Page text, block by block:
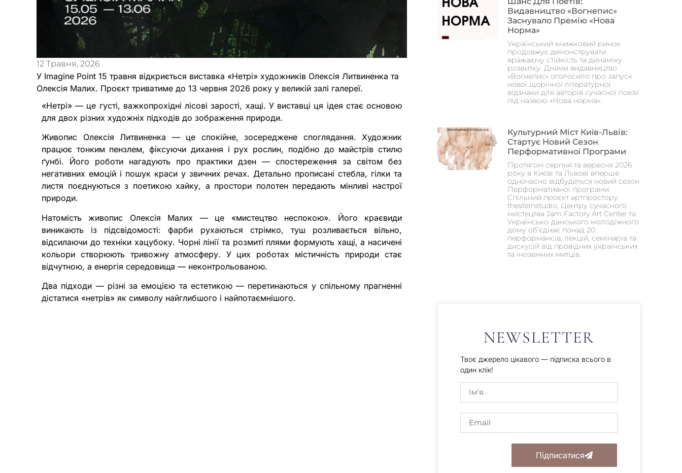
12 Травня, 2026
У Imagine Point 15 травня відкриється виставка «Нетрі» художників Олексія Литвиненка та
Олексія Малих. Проєкт триватиме до 13 червня 2026 року у великій залі галереї.
«Нетрі» — це густі, важкопрохідні лісові зарості, хащі. У виставці ця ідея стає основою
для двох різних художніх підходів до зображення природи.
Живопис Олексія Литвиненка — це спокійне, зосереджене споглядання. Художник
працює тонким пензлем, фіксуючи дихання і рух рослин, подібно до майстрів стилю
ґунбі. Його роботи нагадують про практики дзен — спостереження за світом без
негативних емоцій і пошук краси у звичних речах. Детально прописані стебла, гілки та
листя поєднуються з поетикою хайку, а простори полотен передають мінливі настрої
природи.
Натомість живопис Олексія Малих — це «мистецтво неспокою». Його краєвиди
виникають із підсвідомості: фарби рухаються стрімко, туш розливається вільно,
відсилаючи до техніки хацубоку. Чорні лінії та розмиті плями формують хащі, а насичені
кольори створюють тривожну атмосферу. У цих роботах містичність природи стає
відчутною, а енергія середовища — неконтрольованою.
Два підходи — різні за емоцією та естетикою — перетинаються у спільному прагненні
дістатися «нетрів» як символу найглибшого і найпотаємнішого.
Видавництво «Вогнепис»
Заснувало Премію «Нова
Норма»
Український книжковий ринок
продовжує демонструвати
вражаючу стійкість та динаміку
розвитку. Днями видавництво
«Вогнепис» оголосило про запуск
нової щорічної літературної
відзнаки для авторів сучасної поезії
під назвою «Нова норма».
Культурний Міст Київ-Львів:
Стартує Новий Сезон
Перформативної Програми
Протягом серпня та вересня 2026
року в Києві та Львові вперше
одночасно відбудеться новий сезон
Перформативної програми.
Спільний проєкт артпростору
thesteinstudio, Центру сучасного
мистецтва Jam Factory Art Center та
Українсько-данського молодіжного
дому об’єднає понад 20
перформансів, лекцій, семінарів та
дискусій від провідних українських
та іноземних митців.
NEWSLETTER
Твоє джерело цікавого — підписка всього в
один клік!
Підписатися